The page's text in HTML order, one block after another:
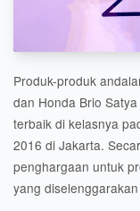
Produk-produk
dan Honda Brio
terbaik di kelasnya
2016 di Jakarta.
penghargaan untuk
yang